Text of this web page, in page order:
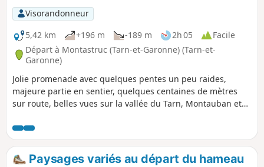
Visorandonneur
5,42 km
+196 m -189 m 2h 05
Facile
Départ à Montastruc (Tarn-et-Garonne) (Tarn-et-
Garonne)
Jolie promenade avec quelques pentes un peu raides,
majeure partie en sentier, quelques centaines de mètres
sur route, belles vues sur la vallée du Tarn, Montauban et
Paysages variés au départ du hameau